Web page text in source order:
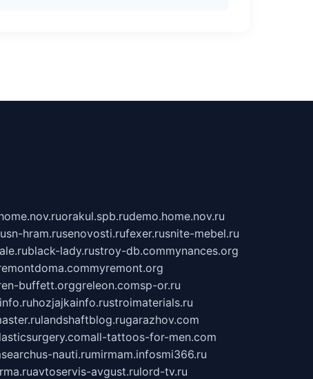
orakul.spb.rudemo.home.nov.ru
sn-hram.rusenovosti.rufexer.rusnite-mebel.ru
black-lady.rustroy-db.commynances.org
myremont.org
buffett.orggreleon.comsp-or.ru
hozjajkainfo.rustroimaterials.ru
landshaftblog.rugarazhov.com
all-tattoos-for-men.com
searchus-nauti.rumirmam.infosmi366.ru
avtoservis-avgust.rulord-tv.ru